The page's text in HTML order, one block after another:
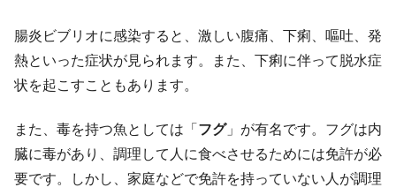
腸炎ビブリオに感染すると、激しい腹痛、下痢、嘔吐、発
熱といった症状が見られます。また、下痢に伴って脱水症
状を起こすこともあります。
また、毒を持つ魚としては「 フグ」が有名です。フグは内
臓に毒があり、調理して人に食べさせるためには免許が必
要です。しかし、家庭などで免許を持っていない人が調理